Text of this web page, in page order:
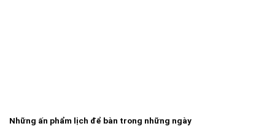
Những ấn phẩm lịch để bàn trong những ngày